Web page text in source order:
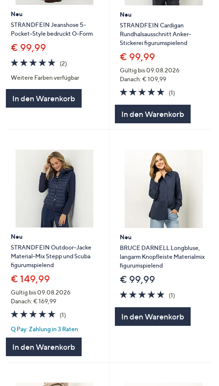
Neu
STRANDFEIN Jeanshose 5-
Pocket-Style bedruckt O-Form
€ 99,99
5.0
von
5
(2)2
Weitere Farben verfügbar
In den Warenkorb
Neu
STRANDFEIN Cardigan
Rundhalsausschnitt Anker-
Stickerei figurumspielend
€ 99,99
Gültig bis 09.08.2026
Danach: € 109,99
5.0
von
(1)1
In den Warenkorb
Neu
STRANDFEIN Outdoor-Jacke
Material-Mix Stepp und Scuba
figurumspielend
€ 149,99
Gültig bis 09.08.2026
Danach: € 169,99
5.0
von
5
(1)1
Q Pay: Zahlung in 3 Raten
In den Warenkorb
Neu
BRUCE DARNELL Longbluse,
langarm Knopfleiste Materialmix
figurumspielend
€ 99,99
5.0
von
(1)1
In den Warenkorb